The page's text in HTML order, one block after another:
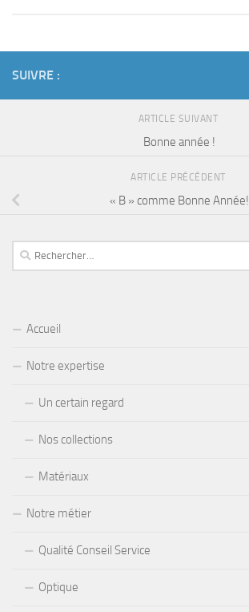
SUIVRE :
ARTICLE SUIVANT
Bonne année !
ARTICLE PRÉCÉDENT
« B » comme Bonne Année!
Rechercher :
Accueil
Notre expertise
Un certain regard
Nos collections
Matériaux
Notre métier
Qualité Conseil Service
Optique